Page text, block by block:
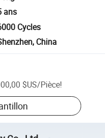
ans
Cycles
China
$US/Pièce!